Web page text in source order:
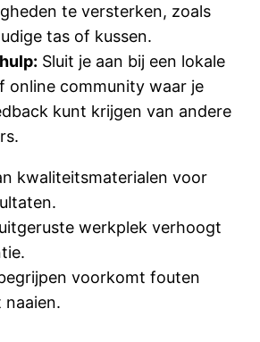
te versterken, zoals
tas of kussen.
Sluit je aan bij een lokale
online community waar je
kunt krijgen van andere
kwaliteitsmaterialen voor
werkplek verhoogt
voorkomt fouten
naaien.